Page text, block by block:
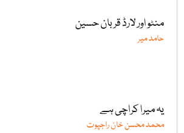
منٹو اور لارڈ قربان حسین
حامد میر
یہ میرا کراچی ہے
محمد محسن خان راجپوت